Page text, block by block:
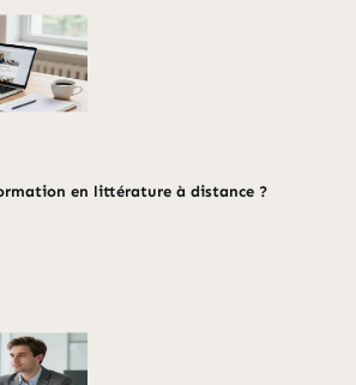
en littérature à distance ?